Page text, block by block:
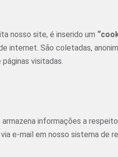
nosso site, é inserido um
internet. São coletadas,
visitadas.
informações a
e-mail em nosso sistema de